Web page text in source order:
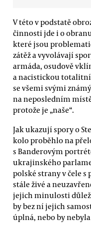
V této v podstatě
činnosti jde i o
které jsou
zátěž a vyvolávají
armáda, osudově
a nacistickou
se všemi svými
na neposledním
protože je „naše“.
Jak ukazují spory o
kolo proběhlo na
s Banderovým
ukrajinského
polské strany v čele
stále živé a
jejich minulosti
by bez ní jejich
úplná, nebo by